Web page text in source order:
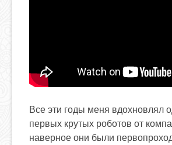
Все эти годы меня вдохновлял
первых крутых роботов от
наверное они были